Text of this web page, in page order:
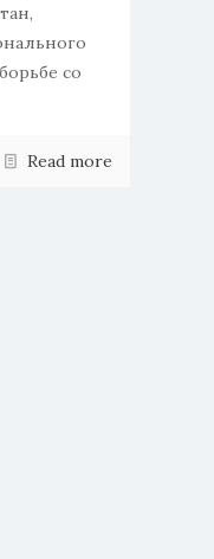
со
Read more